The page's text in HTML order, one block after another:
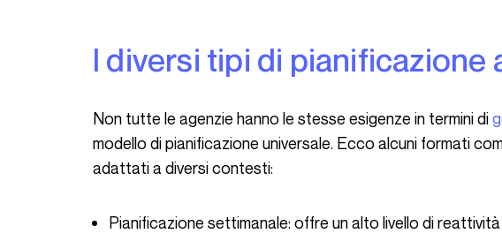
I diversi tipi di
Non tutte le agenzie hanno le stesse esigenze in termini di
modello di pianificazione universale. Ecco alcuni formati
adattati a diversi contesti:
Pianificazione settimanale: offre un alto livello di reattività